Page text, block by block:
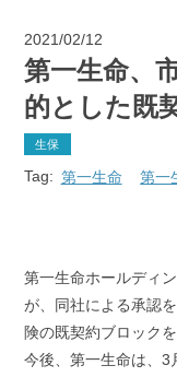
2021/02/12
第一生命、
的とした既
生保
Tag: 第一生命 第一
第一生命ホールディ
が、同社による承認
険の既契約ブロック
今後、第一生命は、3